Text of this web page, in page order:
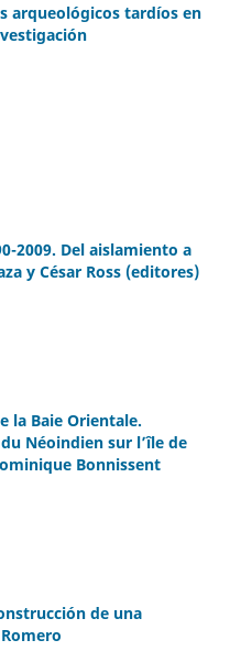
arqueológicos tardíos en
2009. Del aislamiento a
y César Ross (editores)
la Baie Orientale.
Néoindien sur l’île de
Bonnissent
de una